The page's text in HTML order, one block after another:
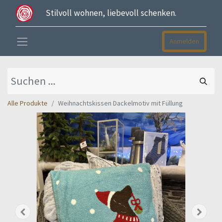
Stilvoll wohnen, liebevoll schenken.
Anmelden
Alle Produkte Weihnachtskissen Dackelmotiv mit Füllung